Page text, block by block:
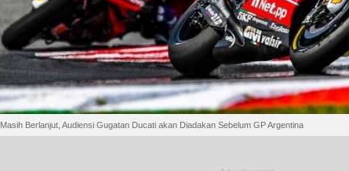
Masih Berlanjut, Audiensi Gugatan Ducati akan Diadakan Sebelum GP Argentina